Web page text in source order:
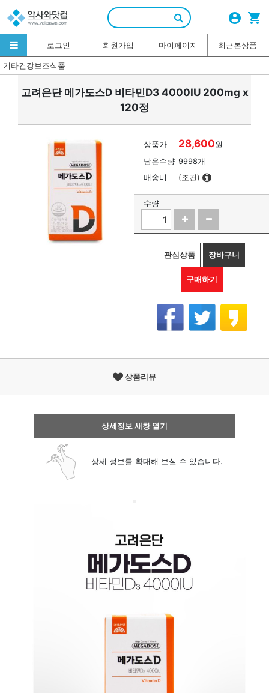
account_circle shopping_cart
로그인 회원가입 마이페이지 최근본상품
기타건강보조식품
고려은단 메가도스D 비타민D3 4000IU 200mg x
120정
상품가 28,600원
남은수량 9998개
배송비
(조건)
수량
관심상품 장바구니
구매하기
상품리뷰
상세정보 새창 열기
상세 정보를 확대해 보실 수 있습니다.